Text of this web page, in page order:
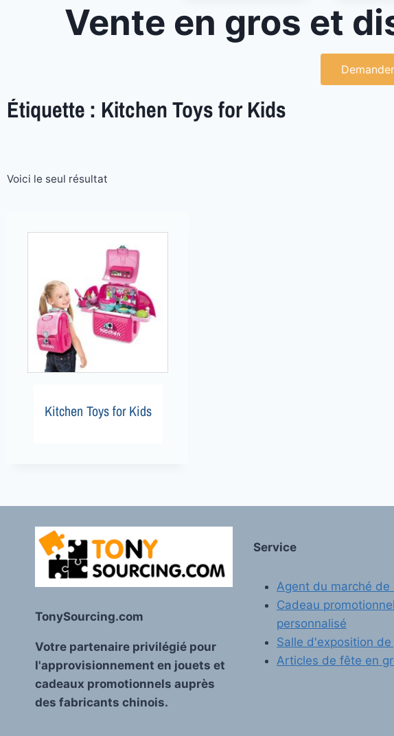
Vente en gros et
Étiquette : Kitchen Toys for Kids
Voici le seul résultat
Kitchen Toys for Kids
TonySourcing.com
Votre partenaire privilégié pour
l'approvisionnement en jouets et
cadeaux promotionnels auprès
des fabricants chinois.
Service
Agent du marché de
Cadeau promotionnel
personnalisé
Salle d'exposition de
Articles de fête en